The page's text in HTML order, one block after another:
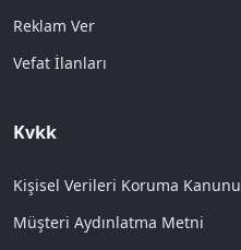
Reklam Ver
Vefat İlanları
Kvkk
Kişisel Verileri Koruma Kanunu
Müşteri Aydınlatma Metni